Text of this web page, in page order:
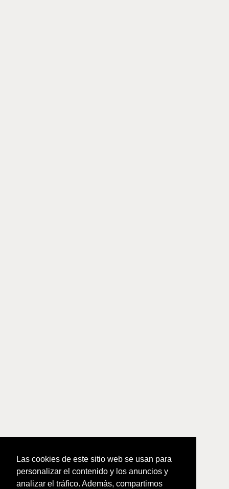
Las cookies de este sitio web se usan para
personalizar el contenido y los anuncios y
analizar el tráfico. Además, compartimos